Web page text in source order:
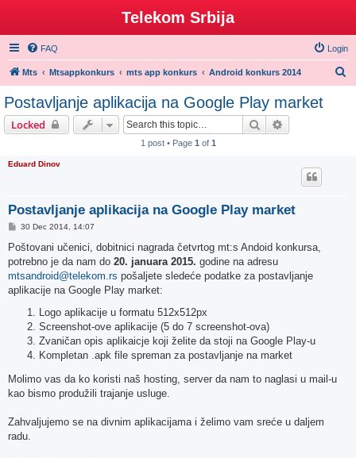
Telekom Srbija
FAQ Login
Mts Mtsappkonkurs mts app konkurs Android konkurs 2014
Postavljanje aplikacija na Google Play market
Locked Search
1 post • Page 1 of 1
Eduard Dinov
Postavljanje aplikacija na Google Play market
P
s
30 Dec 2014, 14:07
Poštovani učenici, dobitnici nagrada četvrtog mt:s Andoid konkursa,
potrebno je da nam do 20. januara 2015. godine na adresu
mtsandroid@telekom.rs pošaljete sledeće podatke za postavljanje
aplikacije na Google Play market:
Logo aplikacije u formatu 512x512px
Screenshot-ove aplikacije (5 do 7 screenshot-ova)
Zvaničan opis aplikaicje koji želite da stoji na Google Play-u
Kompletan .apk file spreman za postavljanje na market
Molimo vas da ko koristi naš hosting, server da nam to naglasi u mail-u
kao bismo produžili trajanje usluge.
Zahvaljujemo se na divnim aplikacijama i želimo vam sreće u daljem
radu.